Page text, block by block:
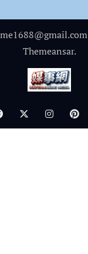
Themeansar.